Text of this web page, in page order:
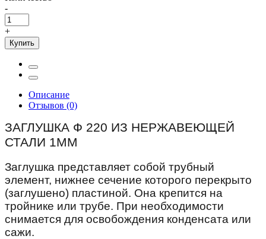
-
+
Купить
Описание
Отзывов (0)
ЗАГЛУШКА Ф 220 ИЗ НЕРЖАВЕЮЩЕЙ
СТАЛИ 1ММ
Заглушка представляет собой трубный
элемент, нижнее сечение которого перекрыто
(заглушено) пластиной. Она крепится на
тройнике или трубе. При необходимости
снимается для освобождения конденсата или
сажи.